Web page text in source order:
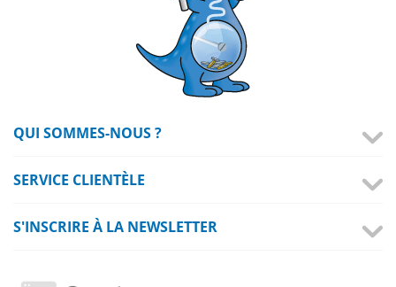
QUI SOMMES-NOUS ?
SERVICE CLIENTÈLE
S'INSCRIRE À LA NEWSLETTER